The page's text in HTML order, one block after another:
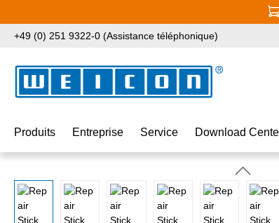
+49 (0) 251 9322-0 (Assistance téléphonique)
Produits Entreprise Service Download
Ignorer la galerie d'images